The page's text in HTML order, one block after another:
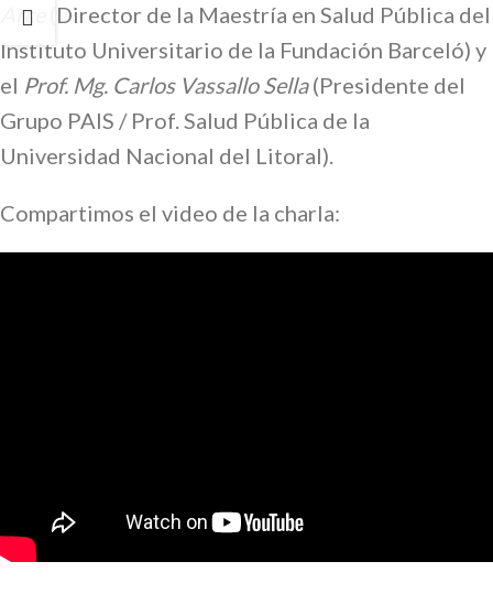
Arce
(Director de la Maestría en Salud Pública del
Instituto Universitario de la Fundación Barceló) y
el Prof. Mg. Carlos Vassallo Sella(Presidente del
Grupo PAIS / Prof. Salud Pública de la
Universidad Nacional del Litoral).
Compartimos el video de la charla: